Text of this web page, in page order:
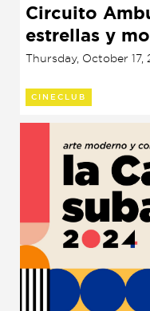
Circuito
estrellas y
Esteinou
Thursday, October 17,
CINECLUB